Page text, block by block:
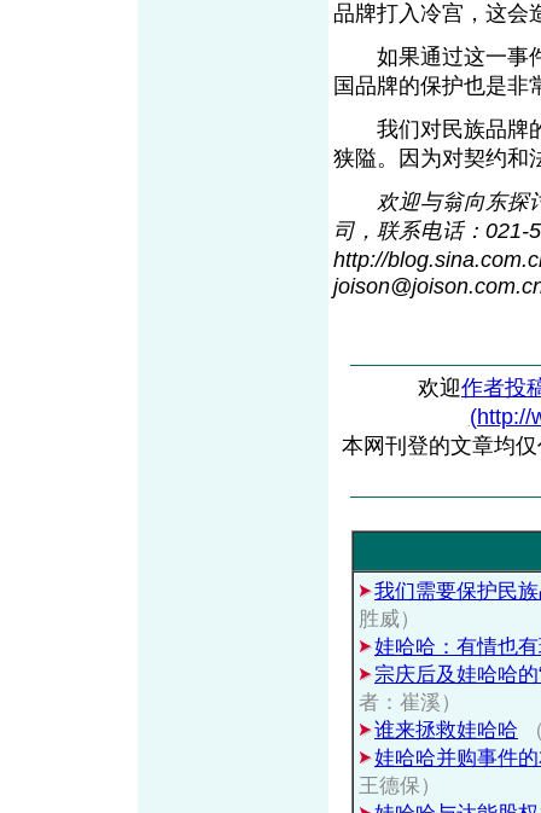
品牌打入冷宫，这会
如果通过这一事件
国品牌的保护也是非
我们对民族品牌的
狭隘。因为对契约和
欢迎与翁向东探
司，联系电话：021-
http://blog.sina
joison@joison
欢迎作者投
(http://
本网刊登的文章均
我们需要保护民
胜威）
娃哈哈：有情也
宗庆后及娃哈哈
者：崔溪）
谁来拯救娃哈哈
娃哈哈并购事件
王德保）